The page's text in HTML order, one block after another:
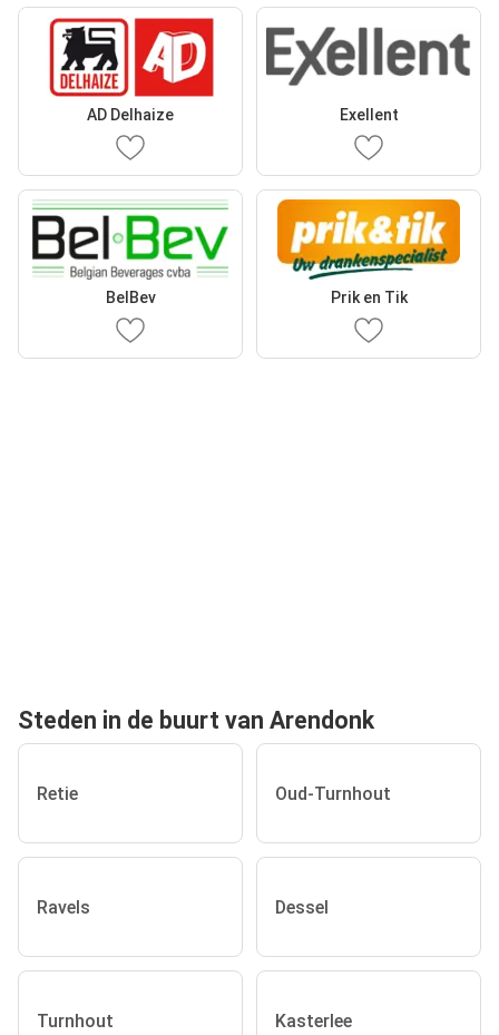
AD Delhaize Exellent
BelBev Prik en Tik
Steden in de buurt van Arendonk
Retie Oud-Turnhout
Ravels Dessel
Turnhout Kasterlee